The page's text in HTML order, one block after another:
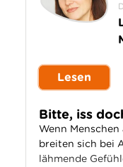
Lesen
Bitte, iss
Wenn
breiten sich bei
lähmende